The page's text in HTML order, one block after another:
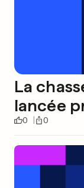
La
lancée
0 0